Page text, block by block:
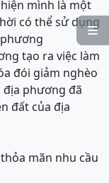

mình là một
có thể sử dụng
tạo ra việc làm
đói giảm nghèo
địa phương đã
đất của địa
mãn nhu cầu